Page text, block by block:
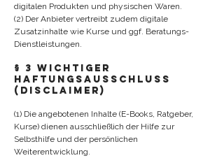
digitalen Produkten und physischen Waren.
(2) Der Anbieter vertreibt zudem digitale
Zusatzinhalte wie Kurse und ggf. Beratungs-
Dienstleistungen.
§ 3 Wichtiger
Haftungsausschluss
(Disclaimer)
(1) Die angebotenen Inhalte (E-Books, Ratgeber,
Kurse) dienen ausschließlich der Hilfe zur
Selbsthilfe und der persönlichen
Weiterentwicklung.